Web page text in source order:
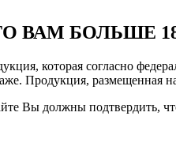
ВАМ БОЛЬШЕ
которая согласно
Продукция, размещенная
Вы должны подтвердить,